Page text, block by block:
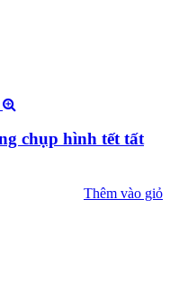
chụp hình tết tất
Thêm vào giỏ